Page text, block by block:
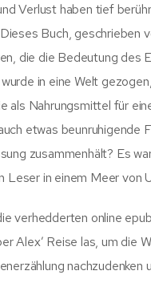
Verlust haben tief
Buch, geschrieben
die die Bedeutung des
in eine Welt
als Nahrungsmittel für
etwas beunruhigende
zusammenhält? Es
in einem Meer von
verhedderten online
Alex’ Reise las, um die
nachzudenken